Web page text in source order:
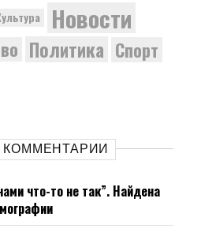
Новости
Политика Спорт
что-то не так”. Найдена